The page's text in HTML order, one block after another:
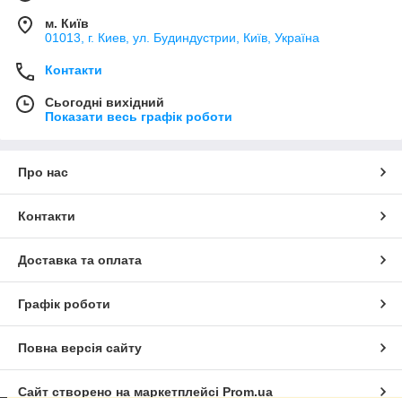
м. Київ
01013, г. Киев, ул. Будиндустрии, Київ, Україна
Контакти
Сьогодні вихідний
Показати весь графік роботи
Про нас
Контакти
Доставка та оплата
Графік роботи
Повна версія сайту
Сайт створено на маркетплейсі Prom.ua